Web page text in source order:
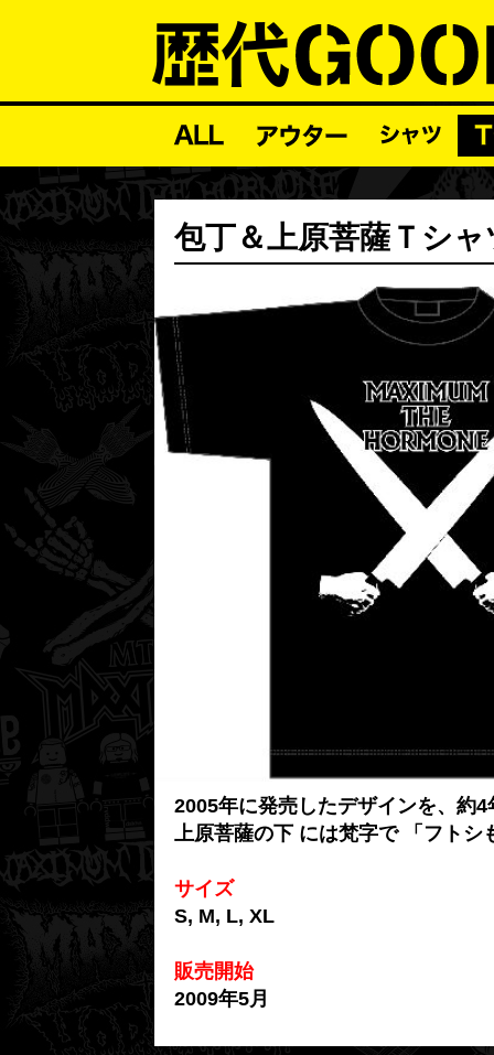
包丁＆上原菩薩Ｔシ
2005年に発売したデザインを、約
上原菩薩の下 には梵字で 「フト
サイズ
S, M, L, XL
販売開始
2009年5月